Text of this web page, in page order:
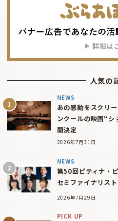
人気の
NEWS
あの感動をスクリ
ンクールの映画“
開決定
2026年7月31日
NEWS
第50回ピティナ・
セミファイナリス
2026年7月29日
PICK UP